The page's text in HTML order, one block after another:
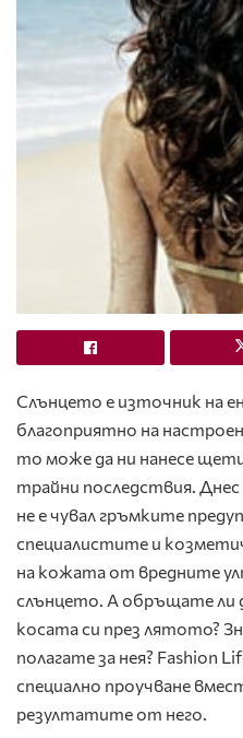
Слънцето е източник на
благоприятно на
то може да ни нанесе
трайни последствия.
не е чувал гръмките
специалистите и
на кожата от вредните
слънцето. А обръщате ли
косата си през лятото?
полагате за нея? Fashion
специално проучване
резултатите от него.